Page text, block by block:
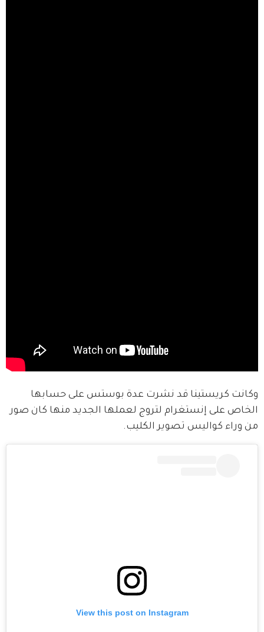
وكانت كريستينا قد نشرت عدة بوستس على حسابها
الخاص على إنستغرام لتروج لعملها الجديد منها كان صور
من وراء كواليس تصوير الكليب.
View this post on Instagram